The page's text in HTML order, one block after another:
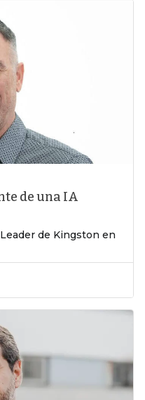
de una IA
de Kingston en